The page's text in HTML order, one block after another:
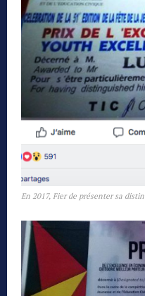
En 2017, Fier de présenter sa